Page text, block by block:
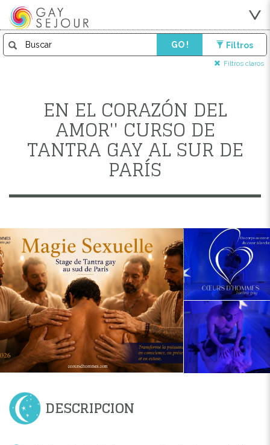
GO ! Filtros
Filtros claros
EN EL CORAZÓN DEL
AMOR'' CURSO DE
TANTRA GAY AL SUR DE
PARÍS
DESCRIPCION